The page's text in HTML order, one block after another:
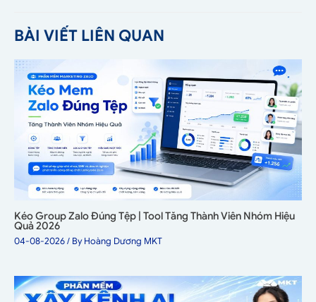
BÀI VIẾT LIÊN QUAN
Kéo Group Zalo Đúng Tệp | Tool Tăng Thành Viên Nhóm Hiệu
Quả 2026
04-08-2026/ ByHoàng Dương MKT